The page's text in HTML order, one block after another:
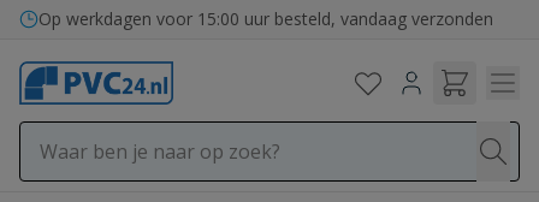
Ga naar de inhoud
Op werkdagen voor 15:00 uur besteld, vandaag verzonden